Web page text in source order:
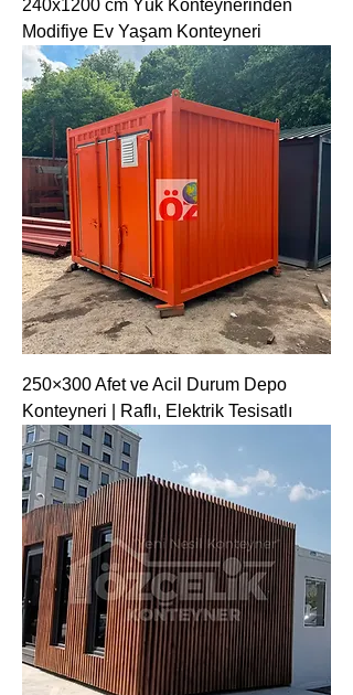
240x1200 cm Yük Konteynerinden
Modifiye Ev Yaşam Konteyneri
250×300 Afet ve Acil Durum Depo
Konteyneri | Raflı, Elektrik Tesisatlı